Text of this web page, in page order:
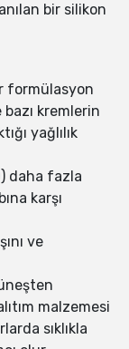
bir silikon
formülasyon
kremlerin
yağlılık
daha fazla
karşı
ve
malzemesi
sıklıkla